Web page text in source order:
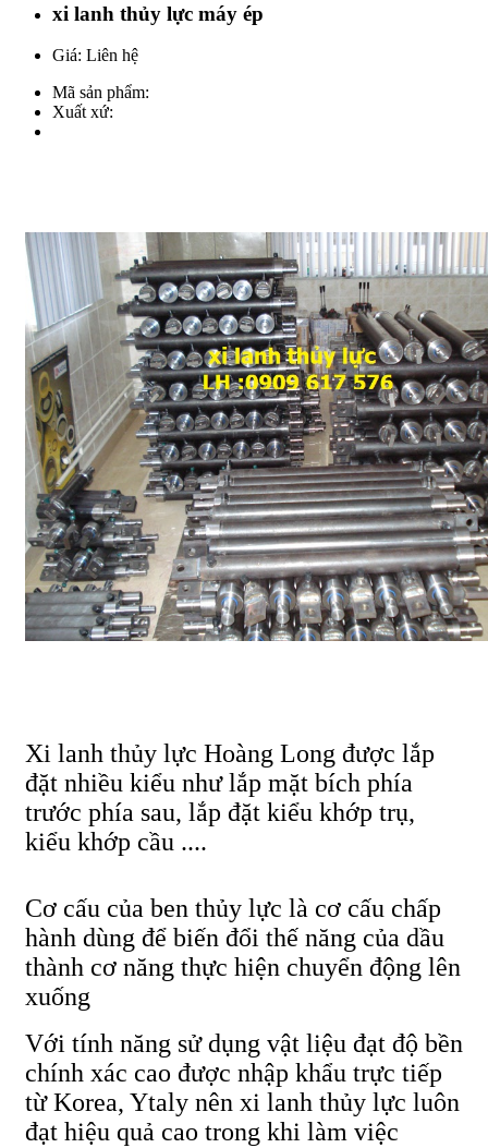
xi lanh thủy lực máy ép
Giá: Liên hệ
Mã sản phẩm:
Xuất xứ:
Xi lanh thủy lực Hoàng Long được lắp
đặt nhiều kiểu như lắp mặt bích phía
trước phía sau, lắp đặt kiểu khớp trụ,
kiểu khớp cầu ....
Cơ cấu của ben thủy lực là cơ cấu chấp
hành dùng để biến đổi thế năng của dầu
thành cơ năng thực hiện chuyển động lên
xuống
Với tính năng sử dụng vật liệu đạt độ bền
chính xác cao được nhập khẩu trực tiếp
từ Korea, Ytaly nên xi lanh thủy lực luôn
đạt hiệu quả cao trong khi làm việc